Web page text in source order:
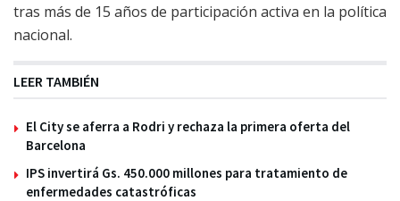
tras más de 15 años de participación activa en la política
nacional.
LEER TAMBIÉN
El City se aferra a Rodri y rechaza la primera oferta del
Barcelona
IPS invertirá Gs. 450.000 millones para tratamiento de
enfermedades catastróficas